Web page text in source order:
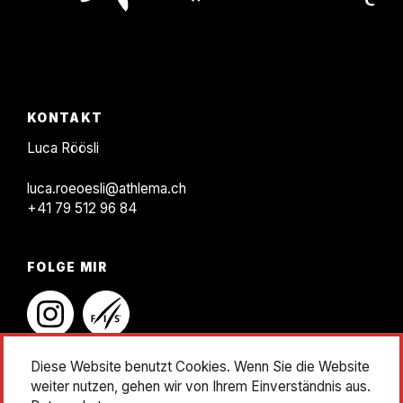
F
o
t
KONTAKT
Luca Röösli
luca.roeoesli@athlema.ch
+41 79 512 96 84
FOLGE MIR
instagramlinkedin
Impressum Datenschutz
Diese Website benutzt Cookies. Wenn Sie die Website
weiter nutzen, gehen wir von Ihrem Einverständnis aus.